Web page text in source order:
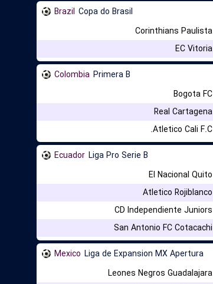
Brazil Copa do Brasil
Corinthians Paulista
EC Vitoria
Colombia Primera B
Bogota FC
Real Cartagena
Atletico Cali F.C.
Ecuador Liga Pro Serie B
El Nacional Quito
Atletico Rojiblanco
CD Independiente Juniors
San Antonio FC Cotacachi
Mexico Liga de Expansion MX Apertura
Leones Negros Guadalajara